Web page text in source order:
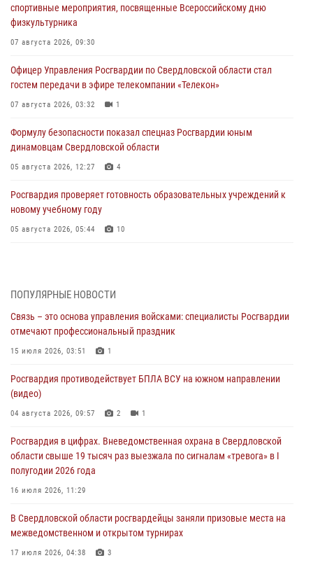
спортивные мероприятия, посвященные Всероссийскому дню
физкультурника
07 августа 2026, 09:30
Офицер Управления Росгвардии по Свердловской области стал
гостем передачи в эфире телекомпании «Телекон»
07 августа 2026, 03:32 1
Формулу безопасности показал спецназ Росгвардии юным
динамовцам Свердловской области
05 августа 2026, 12:27 4
Росгвардия проверяет готовность образовательных учреждений к
новому учебному году
05 августа 2026, 05:44 10
04 августа 2026, 09:57 2
Росгвардия приняла участие в обеспечении безопасности Дня
города в Екатеринбурге
03 августа 2026, 07:43
Росгвардия приняла участие в межведомственном
антитеррористическом учении в Свердловской области
31 июля 2026, 12:27 1
Росгвардия обеспечивает безопасность граждан на южном
направлении
31 июля 2026, 06:56
рассказал об итогах работы подразделения в эфире телекомпании
«Телекон»
30 июля 2026, 11:33 1
ПОПУЛЯРНЫЕ НОВОСТИ
Связь – это основа управления войсками: специалисты Росгвардии
отмечают профессиональный праздник
15 июля 2026, 03:51 1
Росгвардия противодействует БПЛА ВСУ на южном направлении
(видео)
04 августа 2026, 09:57 2 1
Росгвардия в цифрах. Вневедомственная охрана в Свердловской
области свыше 19 тысяч раз выезжала по сигналам «тревога» в I
полугодии 2026 года
16 июля 2026, 11:29
В Свердловской области росгвардейцы заняли призовые места на
межведомственном и открытом турнирах
17 июля 2026, 04:38 3